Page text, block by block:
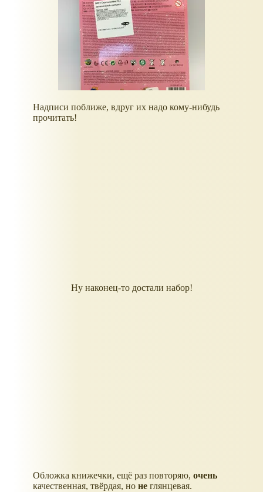
Надписи поближе, вдруг их надо кому-нибудь
прочитать!
Ну наконец-то достали набор!
Обложка книжечки, ещё раз повторяю, очень
качественная, твёрдая, но не глянцевая.